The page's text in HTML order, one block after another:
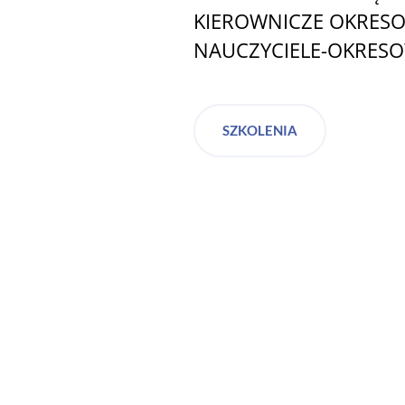
KIEROWNICZE
NAUCZYCIELE-
SZKOLENIA